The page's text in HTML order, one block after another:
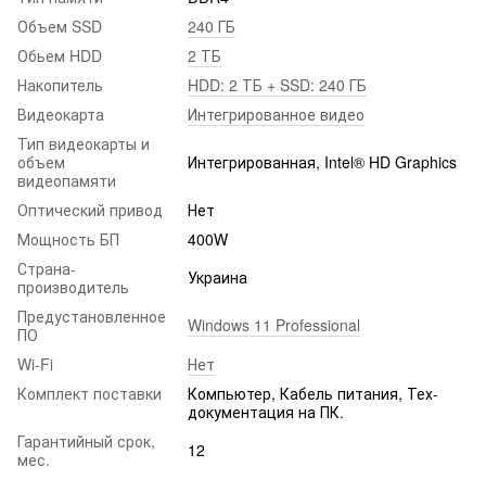
Объем SSD
240 ГБ
Обьем HDD
2 ТБ
Накопитель
HDD: 2 ТБ + SSD: 240 ГБ
Видеокарта
Интегрированное видео
Тип видеокарты и
объем
видеопамяти
Интегрированная, Intel® HD Graphics
Оптический привод
Нет
Мощность БП
400W
Страна-
производитель
Украина
Предустановленное
ПО
Windows 11 Professional
Wi-Fi
Нет
Комплект поставки
Компьютер, Кабель питания, Тех-
документация на ПК.
Гарантийный срок,
мес.
12